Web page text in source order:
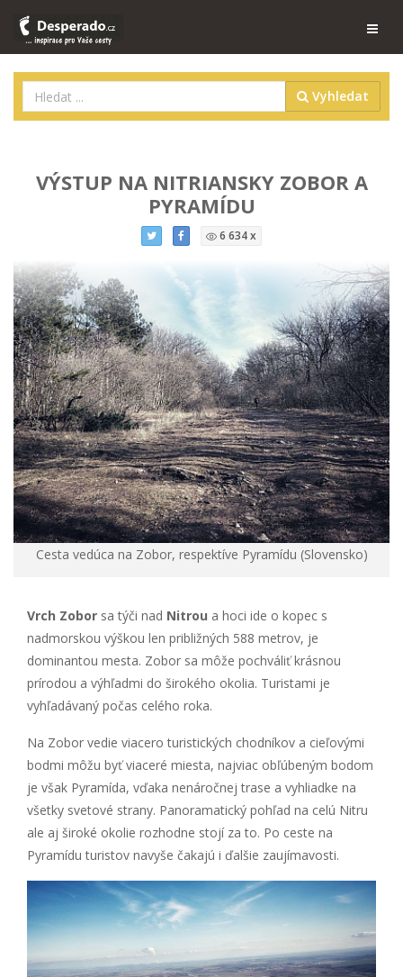
Vyhledat
VÝSTUP NA NITRIANSKY ZOBOR A
PYRAMÍDU
6 634 x
Cesta vedúca na Zobor, respektíve Pyramídu (Slovensko)
Vrch Zobor sa týči nad Nitrou a hoci ide o kopec s
nadmorskou výškou len približných 588 metrov, je
dominantou mesta. Zobor sa môže pochváliť krásnou
prírodou a výhľadmi do širokého okolia. Turistami je
vyhľadávaný počas celého roka.
Na Zobor vedie viacero turistických chodníkov a cieľovými
bodmi môžu byť viaceré miesta, najviac obľúbeným bodom
je však Pyramída, vďaka nenáročnej trase a vyhliadke na
všetky svetové strany. Panoramatický pohľad na celú Nitru
ale aj široké okolie rozhodne stojí za to. Po ceste na
Pyramídu turistov navyše čakajú i ďalšie zaujímavosti.